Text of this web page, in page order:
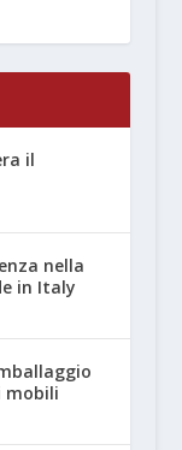
il
nella
in Italy
mobili